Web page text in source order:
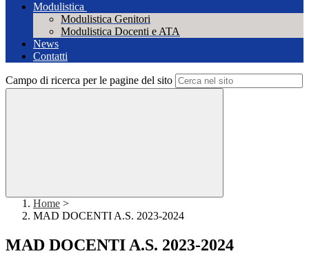
Modulistica
Modulistica Genitori
Modulistica Docenti e ATA
News
Contatti
Campo di ricerca per le pagine del sito
Home >
MAD DOCENTI A.S. 2023-2024
MAD DOCENTI A.S. 2023-2024